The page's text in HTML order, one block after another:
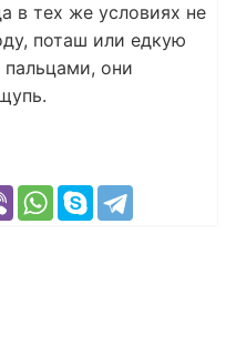
в тех же условиях не
поташ или едкую
они